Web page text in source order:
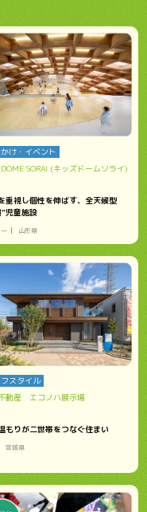
け・イベント
DOME SORAI (キッズドームソライ)
重視し個性を伸ばす、全天候型
児童施設
山形県
スタイル
動産 エコノハ展示場
もりが二世帯をつなぐ住まい
宮城県